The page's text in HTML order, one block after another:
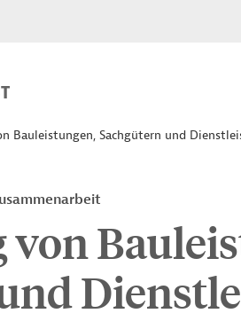
Bauleistungen, Sachgütern und
von